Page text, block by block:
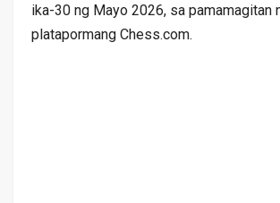
ika-30 ng Mayo 2026, sa pamamagitan
platapormang Chess.com.